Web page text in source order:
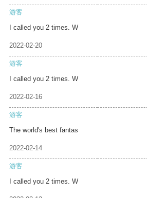
游客
I called you 2 times. W
2022-02-20
游客
I called you 2 times. W
2022-02-16
游客
The world's best fantas
2022-02-14
游客
I called you 2 times. W